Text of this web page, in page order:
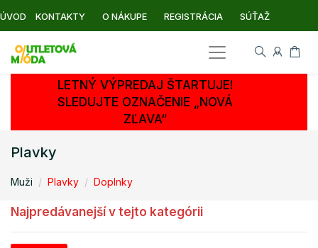
ÚVOD KONTAKTY O NÁKUPE REGISTRÁCIA SÚŤAŽ
LETNÝ VÝPREDAJ ŠTARTUJE!
SLEDUJTE OZNAČENIE „NOVÁ
ZĽAVA“
Plavky
Muži Plavky Doplnky
Najpredávanejší v tejto kategórii